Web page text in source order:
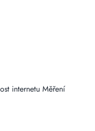
internetu Měření